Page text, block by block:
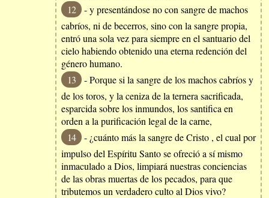
12
- y presentándose no con sangre de machos
cabríos, ni de becerros, sino con la sangre propia,
entró una sola vez para siempre en el santuario del
cielo habiendo obtenido una eterna redención del
género humano.
13
- Porque si la sangre de los machos cabríos y
de los toros, y la ceniza de la ternera sacrificada,
esparcida sobre los inmundos, los santifica en
orden a la purificación legal de la carne,
14
- ¿cuánto más la sangre de Cristo , el cual por
impulso del Espíritu Santo se ofreció a sí mismo
inmaculado a Dios, limpiará nuestras conciencias
de las obras muertas de los pecados, para que
tributemos un verdadero culto al Dios vivo?